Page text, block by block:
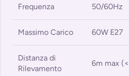
Frequenza 50/60Hz
Massimo Carico 60W E27
Distanza di
Rilevamento
6m max